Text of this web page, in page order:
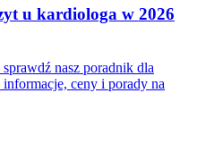
u kardiologa w 2026
nasz poradnik dla
ceny i porady na